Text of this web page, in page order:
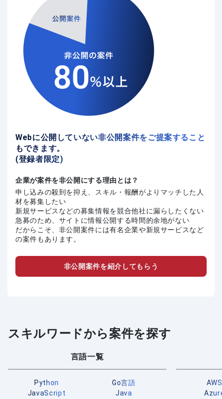
Webに公開していない非公開案件をご提案すること
もできます。
(登録者限定)
企業が案件を非公開にする理由とは？
申し込みの殺到を抑え、スキル・報酬がよりマッチした人
材を募集したい
新規サービスなどの募集情報を競合他社に漏らしたくない
急募のため、サイトに情報公開する時間的余地がない
だからこそ、非公開案件には有名企業や新規サービスなど
の案件もあります。
非公開案件を紹介してもらう
スキルワードから案件を探す
言語一覧
Python
Go言語
JavaScript
Java
AWS